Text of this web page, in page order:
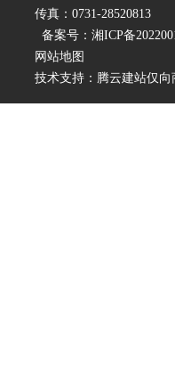
传真：0731-28520813
备案号： 湘ICP备
网站地图
技术支持： 腾云建站仅